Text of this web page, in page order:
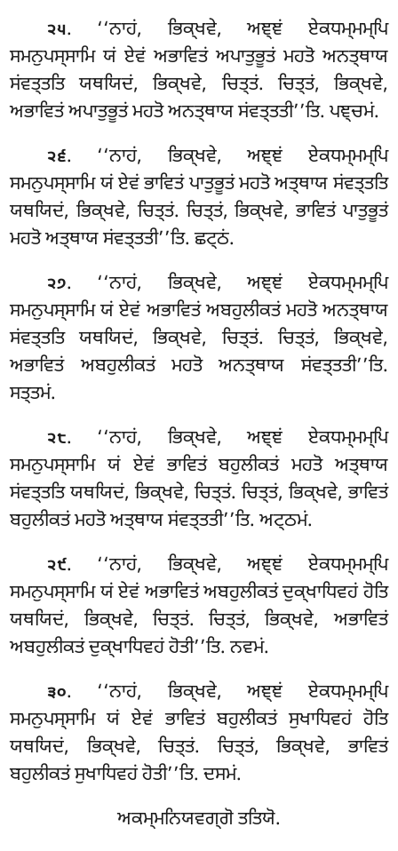
੨੫. ‘‘ਨਾਹਂ, ਭਿਕ੍ਖਵੇ, ਅਞ੍ਞਂ ਏਕਧਮ੍ਮਮ੍ਪਿ
ਸਮਨੁਪਸ੍ਸਾਮਿ ਯਂ ਏਵਂ ਅਭਾਵਿਤਂ ਅਪਾਤੁਭੂਤਂ ਮਹਤੋ ਅਨਤ੍ਥਾਯ
ਸਂਵਤ੍ਤਤਿ ਯਥਯਿਦਂ, ਭਿਕ੍ਖਵੇ, ਚਿਤ੍ਤਂ. ਚਿਤ੍ਤਂ, ਭਿਕ੍ਖਵੇ,
ਅਭਾਵਿਤਂ ਅਪਾਤੁਭੂਤਂ ਮਹਤੋ ਅਨਤ੍ਥਾਯ ਸਂਵਤ੍ਤਤੀ’’ਤਿ. ਪਞ੍ਚਮਂ.
੨੬. ‘‘ਨਾਹਂ, ਭਿਕ੍ਖਵੇ, ਅਞ੍ਞਂ ਏਕਧਮ੍ਮਮ੍ਪਿ
ਸਮਨੁਪਸ੍ਸਾਮਿਯਂ ਏਵਂ ਭਾਵਿਤਂ ਪਾਤੁਭੂਤਂ ਮਹਤੋ ਅਤ੍ਥਾਯ ਸਂਵਤ੍ਤਤਿ
ਯਥਯਿਦਂ, ਭਿਕ੍ਖਵੇ, ਚਿਤ੍ਤਂ. ਚਿਤ੍ਤਂ, ਭਿਕ੍ਖਵੇ, ਭਾਵਿਤਂ ਪਾਤੁਭੂਤਂ
ਮਹਤੋ ਅਤ੍ਥਾਯ ਸਂਵਤ੍ਤਤੀ’’ਤਿ. ਛਟ੍ਠਂ.
੨੭. ‘‘ਨਾਹਂ, ਭਿਕ੍ਖਵੇ, ਅਞ੍ਞਂ ਏਕਧਮ੍ਮਮ੍ਪਿ
ਸਮਨੁਪਸ੍ਸਾਮਿ ਯਂ ਏਵਂ ਅਭਾਵਿਤਂ ਅਬਹੁਲੀਕਤਂਮਹਤੋ ਅਨਤ੍ਥਾਯ
ਸਂਵਤ੍ਤਤਿ ਯਥਯਿਦਂ, ਭਿਕ੍ਖਵੇ, ਚਿਤ੍ਤਂ. ਚਿਤ੍ਤਂ, ਭਿਕ੍ਖਵੇ,
ਅਭਾਵਿਤਂ ਅਬਹੁਲੀਕਤਂ ਮਹਤੋ ਅਨਤ੍ਥਾਯ ਸਂਵਤ੍ਤਤੀ’’ਤਿ.
ਸਤ੍ਤਮਂ.
੨੮. ‘‘ਨਾਹਂ, ਭਿਕ੍ਖਵੇ, ਅਞ੍ਞਂ ਏਕਧਮ੍ਮਮ੍ਪਿ
ਸਮਨੁਪਸ੍ਸਾਮਿ ਯਂ ਏਵਂ ਭਾਵਿਤਂ ਬਹੁਲੀਕਤਂ ਮਹਤੋ ਅਤ੍ਥਾਯ
ਸਂਵਤ੍ਤਤਿ ਯਥਯਿਦਂ, ਭਿਕ੍ਖਵੇ, ਚਿਤ੍ਤਂ. ਚਿਤ੍ਤਂ, ਭਿਕ੍ਖਵੇ, ਭਾਵਿਤਂ
ਬਹੁਲੀਕਤਂ ਮਹਤੋ ਅਤ੍ਥਾਯ ਸਂਵਤ੍ਤਤੀ’’ਤਿ. ਅਟ੍ਠਮਂ.
੨੯. ‘‘ਨਾਹਂ, ਭਿਕ੍ਖਵੇ, ਅਞ੍ਞਂ ਏਕਧਮ੍ਮਮ੍ਪਿ
ਸਮਨੁਪਸ੍ਸਾਮਿ ਯਂ ਏਵਂ ਅਭਾਵਿਤਂ ਅਬਹੁਲੀਕਤਂ ਦੁਕ੍ਖਾਧਿਵਹਂ ਹੋਤਿ
ਯਥਯਿਦਂ, ਭਿਕ੍ਖਵੇ, ਚਿਤ੍ਤਂ. ਚਿਤ੍ਤਂ, ਭਿਕ੍ਖਵੇ, ਅਭਾਵਿਤਂ
ਅਬਹੁਲੀਕਤਂ ਦੁਕ੍ਖਾਧਿਵਹਂ ਹੋਤੀ’’ਤਿ. ਨਵਮਂ.
੩੦. ‘‘ਨਾਹਂ, ਭਿਕ੍ਖਵੇ, ਅਞ੍ਞਂ ਏਕਧਮ੍ਮਮ੍ਪਿ
ਸਮਨੁਪਸ੍ਸਾਮਿ ਯਂ ਏਵਂ ਭਾਵਿਤਂ ਬਹੁਲੀਕਤਂ ਸੁਖਾਧਿਵਹਂ ਹੋਤਿ
ਯਥਯਿਦਂ, ਭਿਕ੍ਖਵੇ, ਚਿਤ੍ਤਂ. ਚਿਤ੍ਤਂ, ਭਿਕ੍ਖਵੇ, ਭਾਵਿਤਂ
ਬਹੁਲੀਕਤਂ ਸੁਖਾਧਿਵਹਂ ਹੋਤੀ’’ਤਿ. ਦਸਮਂ.
ਅਕਮ੍ਮਨਿਯਵਗ੍ਗੋ ਤਤਿਯੋ.